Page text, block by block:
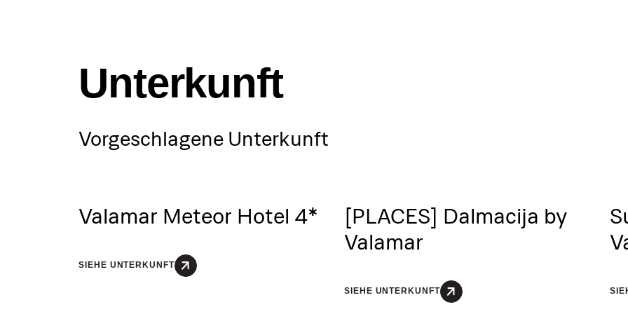
Unterkunft
Vorgeschlagene Unterkunft
Valamar Meteor Hotel 4*
SIEHE UNTERKUNFT
[PLACES] Dalmacija by
Valamar
SIEHE UNTERKUNFT